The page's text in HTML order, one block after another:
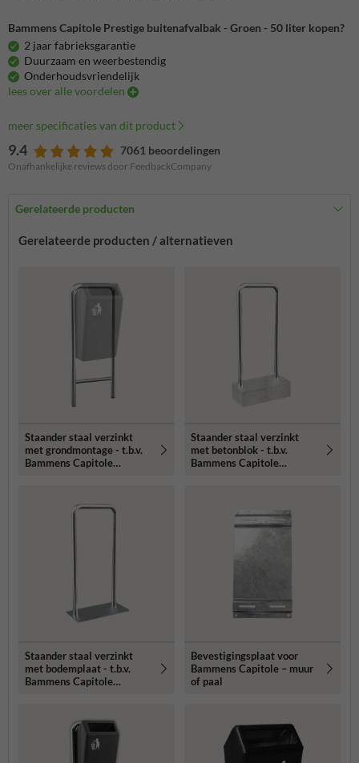
Bammens Capitole Prestige buitenafvalbak - Groen - 50 liter kopen?
2 jaar fabrieksgarantie
Duurzaam en weerbestendig
Onderhoudsvriendelijk
lees over alle voordelen
meer specificaties van dit product
9.4 7061 beoordelingen
Onafhankelijke reviews door FeedbackCompany
Gerelateerde producten
Gerelateerde producten / alternatieven
Staander staal verzinkt
met grondmontage - t.b.v.
Bammens Capitole
Staander staal verzinkt
met betonblok - t.b.v.
Bammens Capitole
Staander staal verzinkt
met bodemplaat - t.b.v.
Bammens Capitole
Bevestigingsplaat voor
Bammens Capitole – muur
of paal